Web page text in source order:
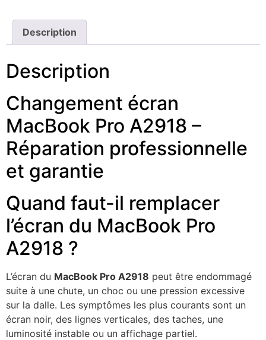
Description
Description
Changement écran
MacBook Pro A2918 –
Réparation professionnelle
et garantie
Quand faut-il remplacer
l’écran du MacBook Pro
A2918 ?
L’écran du MacBook Pro A2918 peut être endommagé
suite à une chute, un choc ou une pression excessive
sur la dalle. Les symptômes les plus courants sont un
écran noir, des lignes verticales, des taches, une
luminosité instable ou un affichage partiel.